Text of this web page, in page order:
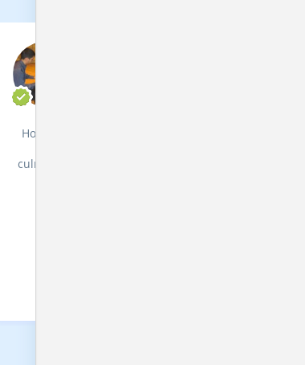
Hola! soy Yohannazaret De La
culminando mi Licenciatura en